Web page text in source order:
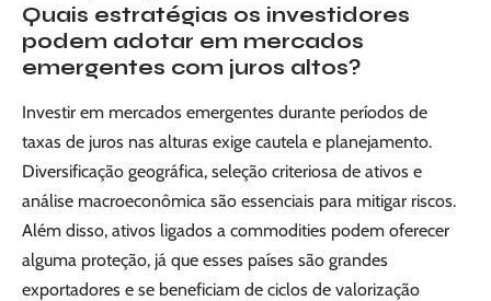
Quais estratégias os investidores
podem adotar em mercados
emergentes com juros altos?
Investir em mercados emergentes durante períodos de
taxas de juros nas alturas exige cautela e planejamento.
Diversificação geográfica, seleção criteriosa de ativos e
análise macroeconômica são essenciais para mitigar riscos.
Além disso, ativos ligados a commodities podem oferecer
alguma proteção, já que esses países são grandes
exportadores e se beneficiam de ciclos de valorização